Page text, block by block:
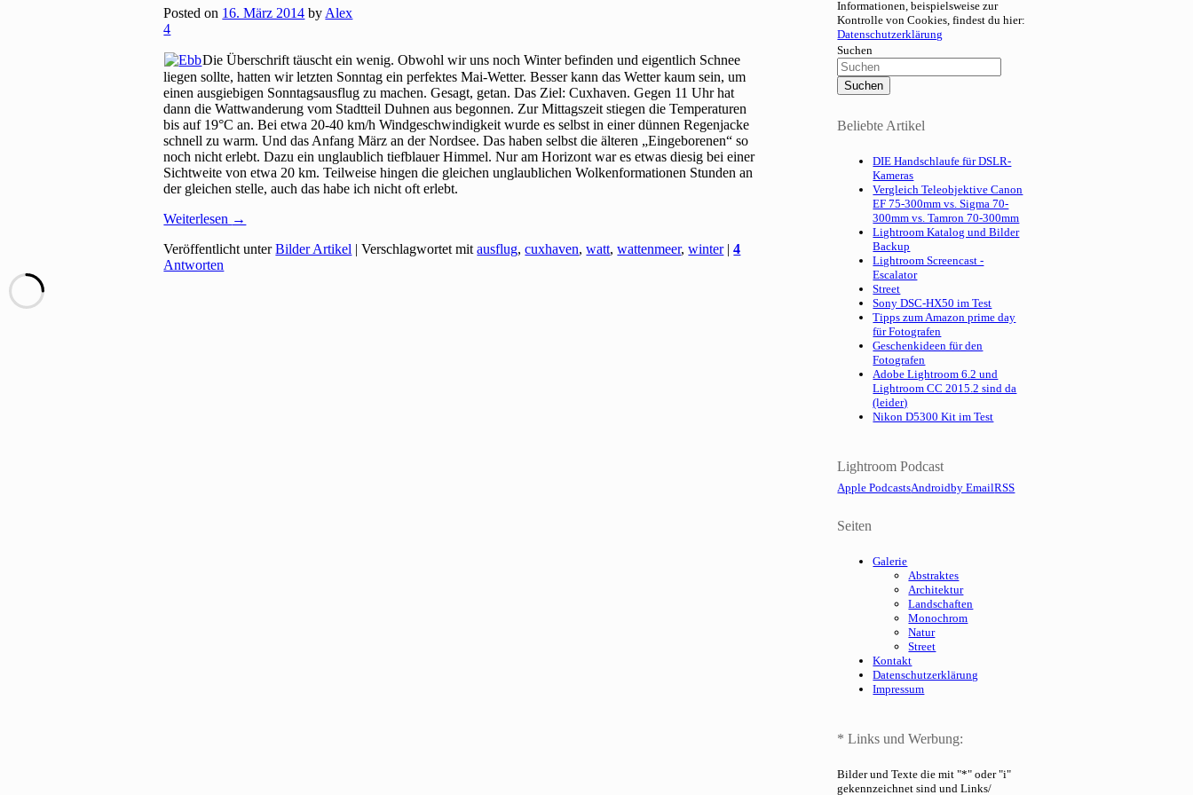
Posted on 16. März 2014 by Alex
4
Die Überschrift täuscht ein wenig. Obwohl wir uns noch Winter befinden und eigentlich Schnee
liegen sollte, hatten wir letzten Sonntag ein perfektes Mai-Wetter. Besser kann das Wetter kaum sein, um
einen ausgiebigen Sonntagsausflug zu machen. Gesagt, getan. Das Ziel: Cuxhaven. Gegen 11 Uhr hat
dann die Wattwanderung vom Stadtteil Duhnen aus begonnen. Zur Mittagszeit stiegen die Temperaturen
bis auf 19°C an. Bei etwa 20-40 km/h Windgeschwindigkeit wurde es selbst in einer dünnen Regenjacke
schnell zu warm. Und das Anfang März an der Nordsee. Das haben selbst die älteren „Eingeborenen“ so
noch nicht erlebt. Dazu ein unglaublich tiefblauer Himmel. Nur am Horizont war es etwas diesig bei einer
Sichtweite von etwa 20 km. Teilweise hingen die gleichen unglaublichen Wolkenformationen Stunden an
der gleichen stelle, auch das habe ich nicht oft erlebt.
Weiterlesen →
Veröffentlicht unter Bilder Artikel |Verschlagwortet mit ausflug,cuxhaven,watt,wattenmeer,winter |4
Antworten
Informationen, beispielsweise zur
Kontrolle von Cookies, findest du hier:
Datenschutzerklärung
Suchen
Beliebte Artikel
DIE Handschlaufe für DSLR-
Kameras
Vergleich Teleobjektive Canon
EF 75-300mm vs. Sigma 70-
300mm vs. Tamron 70-300mm
Lightroom Katalog und Bilder
Backup
Lightroom Screencast -
Escalator
Street
Sony DSC-HX50 im Test
Tipps zum Amazon prime day
für Fotografen
Geschenkideen für den
Fotografen
Adobe Lightroom 6.2 und
Lightroom CC 2015.2 sind da
(leider)
Nikon D5300 Kit im Test
Lightroom Podcast
Apple PodcastsAndroidby EmailRSS
Seiten
Galerie
Abstraktes
Architektur
Landschaften
Monochrom
Natur
Street
Kontakt
Datenschutzerklärung
Impressum
* Links und Werbung:
Bilder und Texte die mit "*" oder "i"
gekennzeichnet sind und Links/